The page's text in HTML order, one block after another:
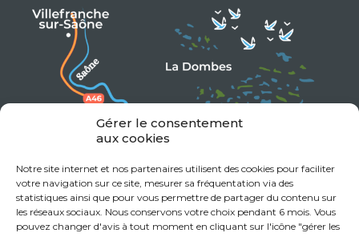
Gérer le consentement
aux cookies
Notre site internet et nos partenaires utilisent des cookies pour faciliter
votre navigation sur ce site, mesurer sa fréquentation via des
statistiques ainsi que pour vous permettre de partager du contenu sur
les réseaux sociaux. Nous conservons votre choix pendant 6 mois. Vous
pouvez changer d'avis à tout moment en cliquant sur l'icône "gérer les